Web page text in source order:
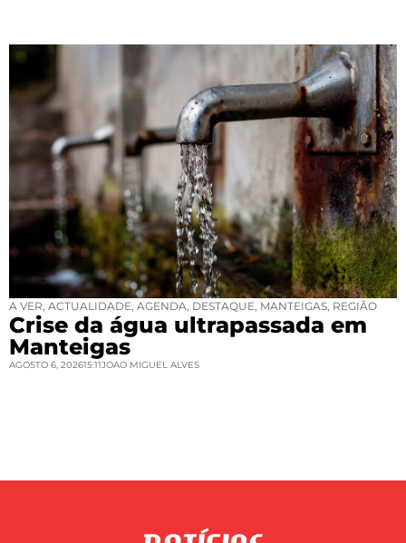
A VER, ACTUALIDADE, AGENDA, DESTAQUE, MANTEIGAS, REGIÃO
Crise da água ultrapassada em
Manteigas
AGOSTO 6, 202615:11JOAO MIGUEL ALVES